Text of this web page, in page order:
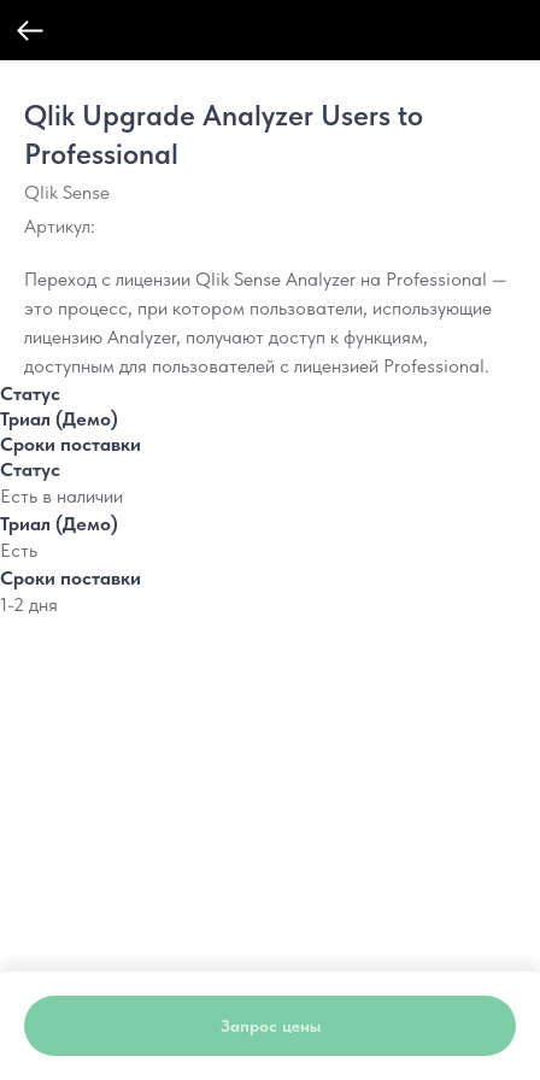
Qlik Upgrade Analyzer Users to
Professional
Qlik Sense
Артикул:
Запрос цены
Переход с лицензии Qlik Sense Analyzer на Professional —
это процесс, при котором пользователи, использующие
лицензию Analyzer, получают доступ к функциям,
доступным для пользователей с лицензией Professional.
Статус
Триал (Демо)
Сроки поставки
Статус
Есть в наличии
Триал (Демо)
Есть
Сроки поставки
1-2 дня